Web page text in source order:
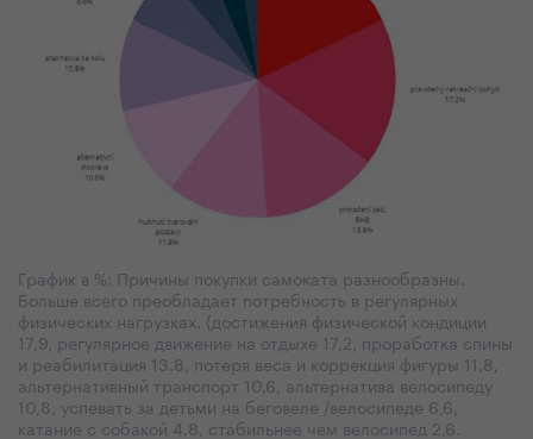
График в %: Причины покупки самоката разнообразны.
Больше всего преобладает потребность в регулярных
физических нагрузках. (достижения физической кондиции
17,9, регулярное движение на отдыхе 17,2, проработка спины
и реабилитация 13.8, потеря веса и коррекция фигуры 11,8,
альтернативный транспорт 10,6, альтернатива велосипеду
10,8, успевать за детьми на беговеле /велосипеде 6,6,
катание с собакой 4,8, стабильнее чем велосипед 2,6.